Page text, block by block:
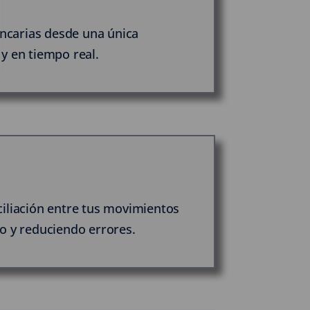
desde una única
en tiempo real.
entre tus movimientos
y reduciendo errores.